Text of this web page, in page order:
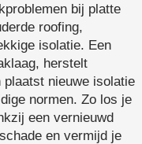
bij platte
roofing,
isolatie. Een
herstelt
nieuwe isolatie
normen. Zo los je
een vernieuwd
en vermijd je